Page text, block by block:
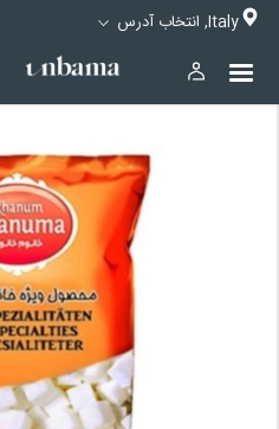
Italy, انتخاب آدرس